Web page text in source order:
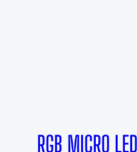
RGB MICRO